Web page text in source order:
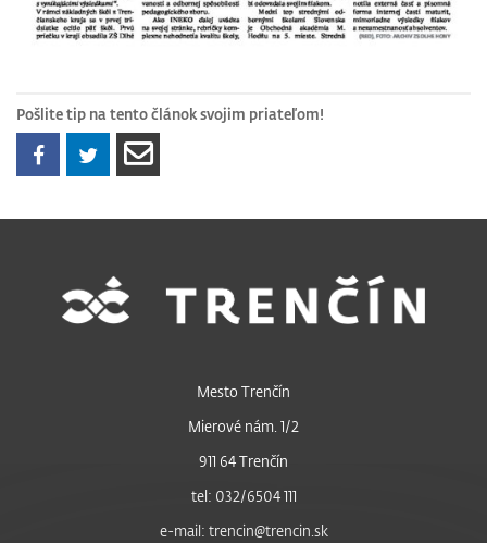
Pošlite tip na tento článok svojim priateľom!
Mesto Trenčín
Mierové nám. 1/2
911 64 Trenčín
tel: 032/6504 111
e-mail: trencin@trencin.sk